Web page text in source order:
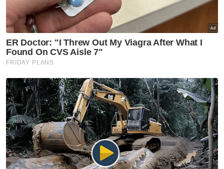
Saiful (tiga dari kanan) menghulurkan bantuan kepada bapa
Aidafatini, AB Hamid (dua dari kiri).
“Saya amat terkejut dan berterima kasih
kepada YBR untuk memberikan wang
anak kami yang masih memerlukan kos
perubatan dianggarkan RM1,400 sebulan
termasuk kelengkapan penjagaan.
“Wang takaful ini ibarat rezeki terpijak dan
ianya amatlah membantu saya dalam
menguruskan anak yang memerlukan jagaan